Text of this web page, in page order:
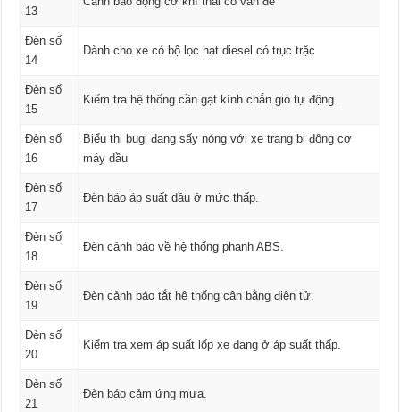
13
Đèn số
14
Dành cho xe có bộ lọc hạt diesel có trục trặc
Đèn số
15
Kiểm tra hệ thống cần gạt kính chắn gió tự động.
Đèn số
16
Biểu thị bugi đang sấy nóng với xe trang bị động cơ
máy dầu
Đèn số
17
Đèn báo áp suất dầu ở mức thấp.
Đèn số
18
Đèn cảnh báo về hệ thống phanh ABS.
Đèn số
19
Đèn cảnh báo tắt hệ thống cân bằng điện tử.
Đèn số
20
Kiểm tra xem áp suất lốp xe đang ở áp suất thấp.
Đèn số
21
Đèn báo cảm ứng mưa.